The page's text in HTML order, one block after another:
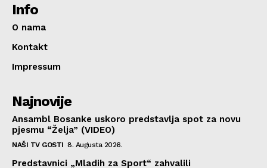
Info
O nama
Kontakt
Impressum
Najnovije
Ansambl Bosanke uskoro predstavlja spot za novu
pjesmu “Želja” (VIDEO)
NAŠI TV GOSTI 8. Augusta 2026.
Predstavnici „Mladih za Sport“ zahvalili